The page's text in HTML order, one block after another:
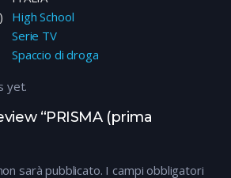
High School
Serie TV
Spaccio di droga
“PRISMA (prima
sarà pubblicato. I campi obbligatori
yet.